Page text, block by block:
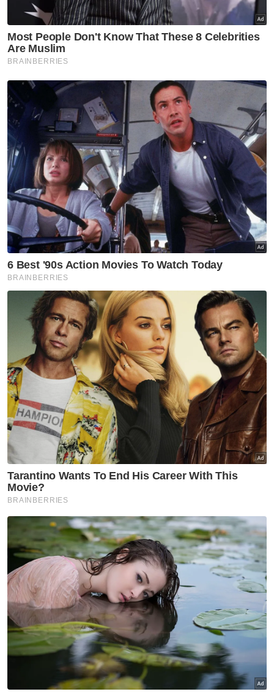
sebutir skru.
"Oleh kerana objek itu tersangkut dalam
rongga hidung terlalu lama, adalah mustahil
untuk melihat dengan tepat objek itu.
"Selepas pembersihan objek itu kami
mendapati ia adalah skru logam,"kata
jurucakap hospital kepada portal Elephant
News.
Artikel Berkaitan:
Bau busuk rungkai penemuan mayat wanita warga
asing
Bumi bakal punyai 'bulan mini' selama dua bulan
Budak lelaki maut dihempap pokok kelapa
Difahamkan, kanak-kanak lelaki berusia
sudah tahun itu pulih sepenuhnya dan dia
tidak lagi merasakan bau busuk yang
diadukannya kepada iby-bapanya selama ini.
- Agensi
Muat turun aplikasi Sinar Harian.Klik di sini!
Budak
Skru Dalam Hidung
Berita Global